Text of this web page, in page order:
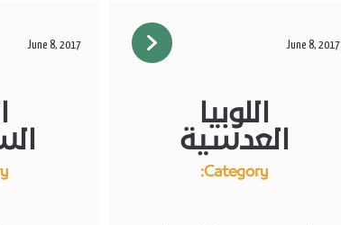
June 8, 2017 June 8, 2017
اللوبيا
العدسية
Category: